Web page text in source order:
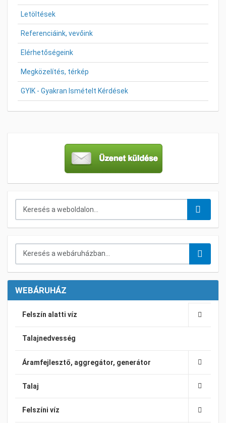
Letöltések
Referenciáink, vevőink
Elérhetőségeink
Megközelítés, térkép
GYIK - Gyakran Ismételt Kérdések
WEBÁRUHÁZ
Felszín alatti víz
Talajnedvesség
Áramfejlesztő, aggregátor, generátor
Talaj
Felszíni víz